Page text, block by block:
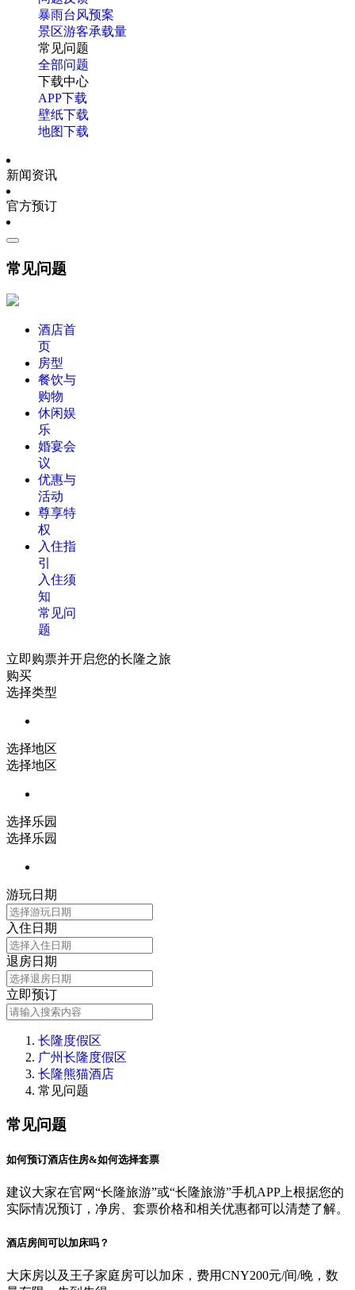
暴雨台风预案
景区游客承载量
常见问题
全部问题
下载中心
APP下载
壁纸下载
地图下载
新闻资讯
官方预订
常见问题
酒店首
页
房型
餐饮与
购物
休闲娱
乐
婚宴会
议
优惠与
活动
尊享特
权
入住指
引
入住须
知
常见问
题
立即购票并开启您的长隆之旅
购买
选择类型
选择地区
选择地区
选择乐园
选择乐园
游玩日期
入住日期
退房日期
立即预订
长隆度假区
广州长隆度假区
长隆熊猫酒店
常见问题
常见问题
如何预订酒店住房&如何选择套票
建议大家在官网“长隆旅游”或“长隆旅游”手机APP上根据您的
实际情况预订，净房、套票价格和相关优惠都可以清楚了解。
酒店房间可以加床吗？
大床房以及王子家庭房可以加床，费用CNY200元/间/晚，数